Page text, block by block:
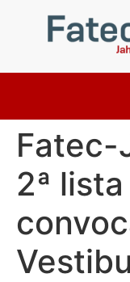
Fatec-
2ª